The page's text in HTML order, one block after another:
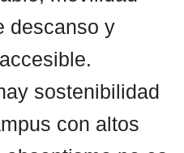
descanso y
sostenibilidad
con altos